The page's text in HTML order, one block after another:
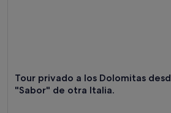
Tour privado a los Dolomitas
"Sabor" de otra Italia.